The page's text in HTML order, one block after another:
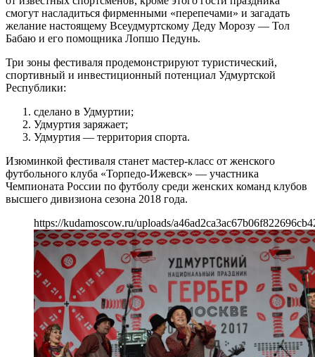
смогут насладиться фирменными «перепечами» и загадать
желание настоящему Всеудмуртскому Деду Морозу — Тол
Бабаю и его помощника Лопшо Педунь.
Три зоны фестиваля продемонстрируют туристический,
спортивный и инвестиционный потенциал Удмуртской
Республики:
сделано в Удмуртии;
Удмуртия заряжает;
Удмуртия — территория спорта.
Изюминкой фестиваля станет мастер-класс от женского
футбольного клуба «Торпедо-Ижевск» — участника
Чемпионата России по футболу среди женских команд клубов
высшего дивизиона сезона 2018 года.
https://kudamoscow.ru/uploads/